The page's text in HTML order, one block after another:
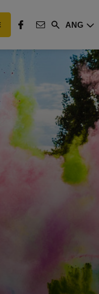
FACEBOOK
CONTACT
Rechercher
ANG